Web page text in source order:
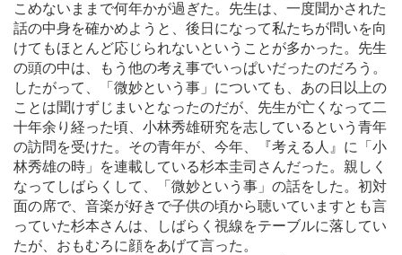
こめないままで何年かが過ぎた。先生は、一度聞かされた
話の中身を確かめようと、後日になって私たちが問いを向
けてもほとんど応じられないということが多かった。先生
の頭の中は、もう他の考え事でいっぱいだったのだろう。
したがって、「微妙という事」についても、あの日以上の
ことは聞けずじまいとなったのだが、先生が亡くなって二
十年余り経った頃、小林秀雄研究を志しているという青年
の訪問を受けた。その青年が、今年、『考える人』に「小
林秀雄の時」を連載している杉本圭司さんだった。親しく
なってしばらくして、「微妙という事」の話をした。初対
面の席で、音楽が好きで子供の頃から聴いていますとも言
っていた杉本さんは、しばらく視線をテーブルに落してい
たが、おもむろに顔をあげて言った。